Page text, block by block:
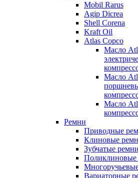
Mobil Rarus
Agip Dicrea
Shell Corena
Kraft Oil
Atlas Copco
Масло
Масло
Масло
Ремни
Приводные
Клиновые
Зубчатые ремни
Поликлиновые
Вариаторные